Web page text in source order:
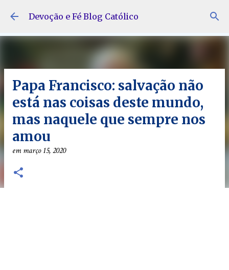
Pular para o conteúdo principal
Devoção e Fé Blog Católico
Papa Francisco: salvação não
está nas coisas deste mundo,
mas naquele que sempre nos
amou
emmarço 15, 2020